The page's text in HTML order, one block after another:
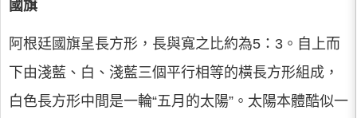
國旗
阿根廷國旗呈長方形，長與寬之比約為5：3。自上而
下由淺藍、白、淺藍三個平行相等的橫長方形組成，
白色長方形中間是一輪“五月的太陽”。太陽本體酷似一